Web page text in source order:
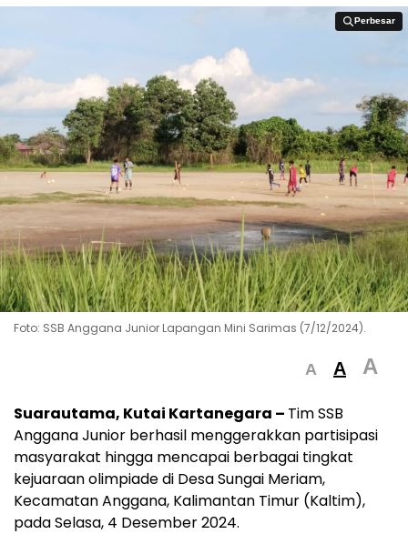
Perbesar
Perbesar
Foto: SSB Anggana Junior Lapangan Mini Sarimas (7/12/2024).
A A A
Suarautama, Kutai Kartanegara – Tim SSB
Anggana Junior berhasil menggerakkan partisipasi
masyarakat hingga mencapai berbagai tingkat
kejuaraan olimpiade di Desa Sungai Meriam,
Kecamatan Anggana, Kalimantan Timur (Kaltim),
pada Selasa, 4 Desember 2024.